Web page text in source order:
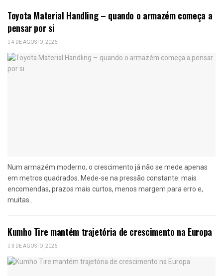
Toyota Material Handling – quando o armazém começa a
pensar por si
4 DE AGOSTO, 2026
Num armazém moderno, o crescimento já não se mede apenas
em metros quadrados. Mede-se na pressão constante: mais
encomendas, prazos mais curtos, menos margem para erro e,
muitas...
Kumho Tire mantém trajetória de crescimento na Europa
3 DE AGOSTO, 2026